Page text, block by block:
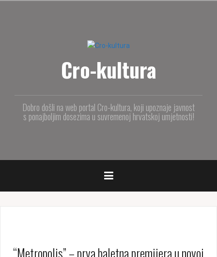
Cro-kultura
Dobro došli na web portal Cro-kultura, koji upoznaje javnost
s ponajboljim dosezima u suvremenoj hrvatskoj umjetnosti!
“Metropolis” – prva baletna premijera u novoj